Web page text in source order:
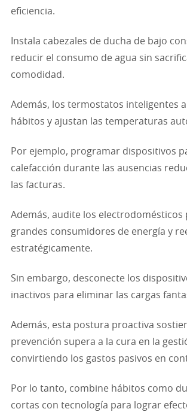
eficiencia.
Instala cabezales de ducha de bajo
reducir el consumo de agua sin
comodidad.
Además, los termostatos inteligentes
hábitos y ajustan las temperaturas
Por ejemplo, programar dispositivos
calefacción durante las ausencias
las facturas.
Además, audite los electrodomésticos
grandes consumidores de energía y
estratégicamente.
Sin embargo, desconecte los
inactivos para eliminar las cargas
Además, esta postura proactiva
prevención supera a la cura en la
convirtiendo los gastos pasivos en
Por lo tanto, combine hábitos como
cortas con tecnología para lograr